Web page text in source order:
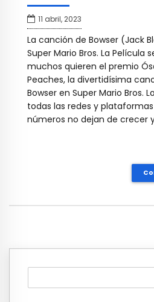
11 abril, 2023
La canción de Bowser (Jack
Super Mario Bros. La Película
muchos quieren el premio
Peaches, la divertidísima
Bowser en Super Mario Bros.
todas las redes y
números no dejan de crecer